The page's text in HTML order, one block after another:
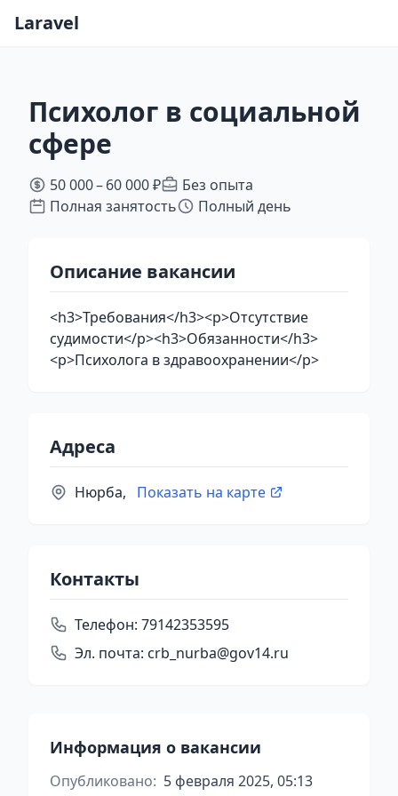
Laravel
Психолог в социальной
сфере
50 000 – 60 000 ₽
Без опыта
Полная занятость
Полный день
Описание вакансии
<h3>Требования</h3><p>Отсутствие
судимости</p><h3>Обязанности</h3>
<p>Психолога в здравоохранении</p>
Адреса
Нюрба, Показать на карте
Контакты
Телефон: 79142353595
Эл. почта: crb_nurba@gov14.ru
Информация о вакансии
Опубликовано: 5 февраля 2025, 05:13